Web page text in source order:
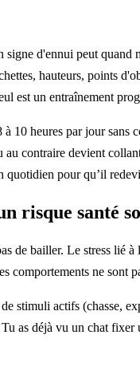
signe d'ennui peut
hauteurs, points
est un entraînement
à 10 heures par jour
au contraire devient
quotidien pour qu’il
risque santé
de bailler. Le stress lié
comportements ne sont
stimuli actifs (chasse,
as déjà vu un chat